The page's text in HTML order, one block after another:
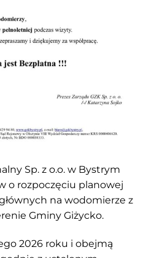
Sp. z o.o. w Bystrym
o rozpoczęciu planowej
na wodomierze z
Gminy Giżycko.
2026 roku i obejmą